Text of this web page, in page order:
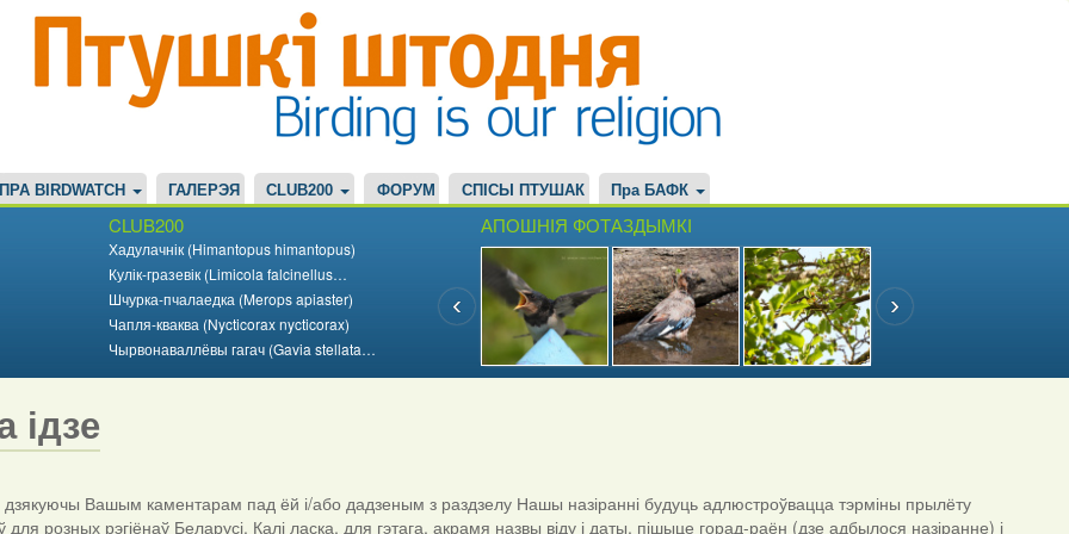
ПРА BIRDWATCH ГАЛЕРЭЯ CLUB200 ФОРУМ СПІСЫ ПТУШАК Пра БАФК
CLUB200
Хадулачнік (Himantopus himantopus)
Кулік-гразевік (Limicola falcinellus…
Шчурка-пчалаедка (Merops apiaster)
Чапля-кваква (Nycticorax nycticorax)
Чырвонаваллёвы гагач (Gavia stellata…
АПОШНІЯ ФОТАЗДЫМКІ
ідзе
Вашым каментарам пад ёй і/або дадзеным з раздзелу Нашы назіранні будуць адлюстроўвацца тэрміны прылёту
для розных рэгіёнаў Беларусі. Калі ласка, для гэтага, акрамя назвы віду і даты, пішыце горад-раён (дзе адбылося назіранне) і